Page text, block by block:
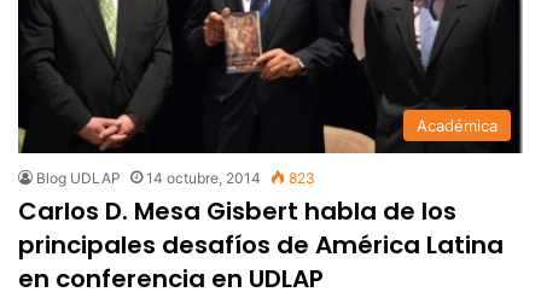
Académica
Blog UDLAP 14 octubre, 2014 823
Carlos D. Mesa Gisbert habla de los
principales desafíos de América Latina
en conferencia en UDLAP